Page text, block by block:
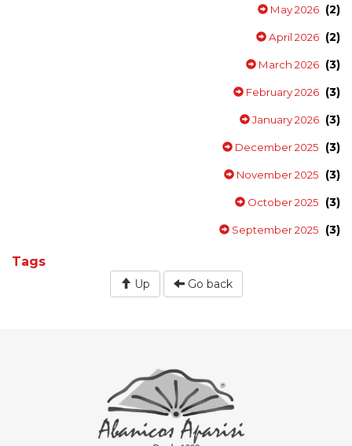
May 2026 (2)
April 2026 (2)
March 2026 (3)
February 2026 (3)
January 2026 (3)
December 2025 (3)
November 2025 (3)
October 2025 (3)
September 2025 (3)
Tags
Up Go back